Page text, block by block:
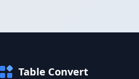
Table Convert